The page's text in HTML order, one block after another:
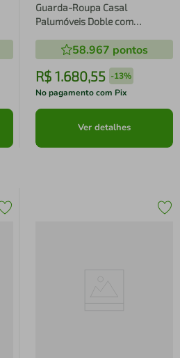
Guarda-Roupa Casal
Palumóveis Doble com
Gavetas - 240cm de Largura
58.967 pontos
R$ 1.680,55 -13%
No pagamento com Pix
Ver detalhes